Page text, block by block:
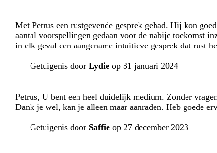
Met Petrus een rustgevende gesprek gehad. Hij kon
aantal voorspellingen gedaan voor de nabije toekomst
in elk geval een aangename intuitieve gesprek dat rust
Getuigenis door Lydie op 31 januari 2024
Petrus, U bent een heel duidelijk medium. Zonder
Dank je wel, kan je alleen maar aanraden. Heb goede
Getuigenis door Saffie op 27 december 2023